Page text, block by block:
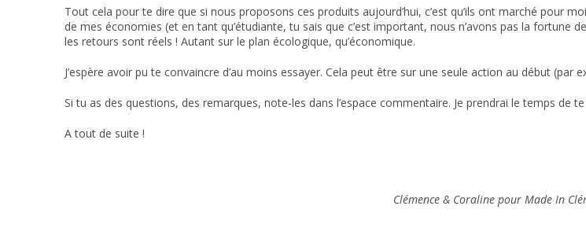
Tout cela pour te dire que si nous proposons ces produits aujourd’hui, c’est qu’ils ont marché pour
de mes économies (et en tant qu’étudiante, tu sais que c’est important, nous n’avons pas la fortune
les retours sont réels ! Autant sur le plan écologique, qu’économique.
J’espère avoir pu te convaincre d’au moins essayer. Cela peut être sur une seule action au début (par
Si tu as des questions, des remarques, note-les dans l’espace commentaire. Je prendrai le temps de
A tout de suite !
Clémence & Coraline pour Made In